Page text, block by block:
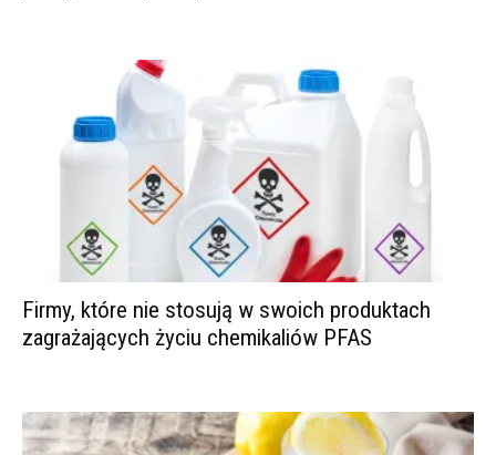
Firmy, które nie stosują w swoich produktach
zagrażających życiu chemikaliów PFAS